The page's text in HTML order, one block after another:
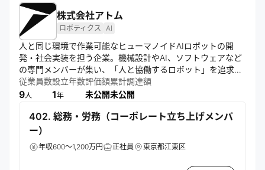
株式会社アトム
ロボティクス AI
人と同じ環境で作業可能なヒューマノイドAIロボットの開
発・社会実装を担う企業。機械設計やAI、ソフトウェアなど
の専門メンバーが集い、「人と協働するロボット」を追求す
る。人間社会の既存インフラを変えることなく、そのまま溶
け込んで作業を代替できる次世代のロボティクス技術で社会
従業員数
9人
設立年数
1年
評価額
未公開
累計調達額
未公開
402. 総務・労務（コーポレート立ち上げメンバ
ー）
年収600～1,200万円 正社員 東京都江東区